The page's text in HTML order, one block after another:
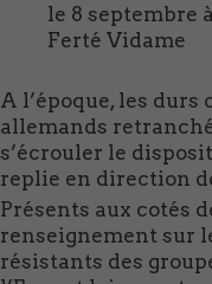
le 8 septembre
Ferté Vidame
A l’époque, les durs
allemands
s’écrouler le
replie en direction
Présents aux cotés
renseignement sur
résistants des